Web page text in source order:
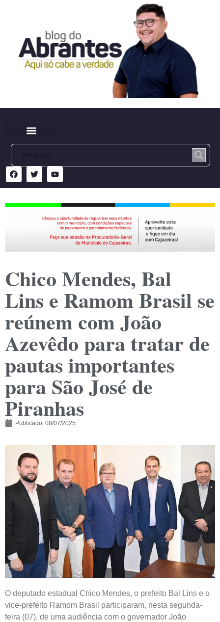
Chico Mendes, Bal
Lins e Ramom Brasil se
reúnem com João
Azevêdo para tratar de
pautas importantes
para São José de
Piranhas
Publicado, 08/07/2025
O deputado estadual Chico Mendes, o prefeito Bal Lins e o
vice-prefeito Ramom Brasil participaram, nesta segunda-
feira (07), de uma audiência com o governador João